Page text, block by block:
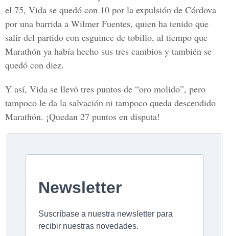
el 75, Vida se quedó con 10 por la expulsión de Córdova
por una barrida a Wilmer Fuentes, quien ha tenido que
salir del partido con esguince de tobillo, al tiempo que
Marathón ya había hecho sus tres cambios y también se
quedó con diez.
Y así, Vida se llevó tres puntos de “oro molido”, pero
tampoco le da la salvación ni tampoco queda descendido
Marathón. ¡Quedan 27 puntos en disputa!